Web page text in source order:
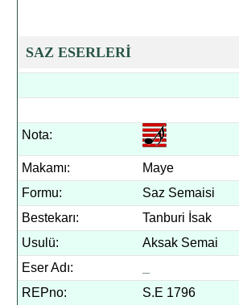
SAZ ESERLERİ
Nota:
Makamı:
Maye
Formu:
Saz Semaisi
Bestekarı:
Tanburi İsak
Usulü:
Aksak Semai
Eser Adı:
REPno:
S.E 1796